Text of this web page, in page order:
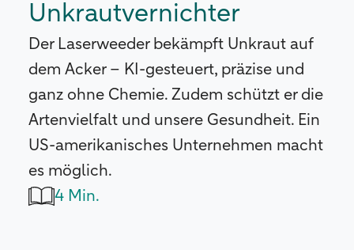
Unkrautvernichter
Der Laserweeder bekämpft Unkraut auf
dem Acker – KI-gesteuert, präzise und
ganz ohne Chemie. Zudem schützt er die
Artenvielfalt und unsere Gesundheit. Ein
US-amerikanisches Unternehmen macht
es möglich.
4 Min.